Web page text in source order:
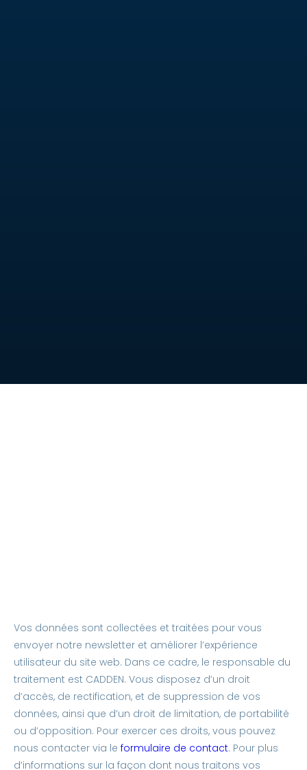
Vos données sont collectées et traitées pour vous
envoyer notre newsletter et améliorer l’expérience
utilisateur du site web. Dans ce cadre, le responsable du
traitement est CADDEN. Vous disposez d’un droit
d’accès, de rectification, et de suppression de vos
données, ainsi que d’un droit de limitation, de portabilité
ou d’opposition. Pour exercer ces droits, vous pouvez
nous contacter via le formulaire de contact. Pour plus
d’informations sur la façon dont nous traitons vos